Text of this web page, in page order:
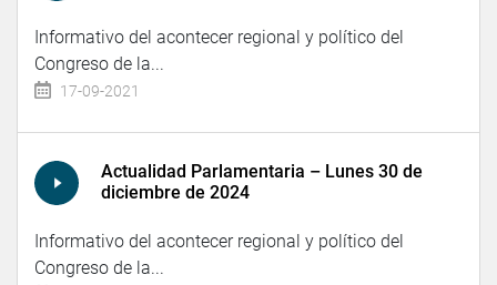
Informativo del acontecer regional y político del
Congreso de la...
17-09-2021
Actualidad Parlamentaria – Lunes 30 de
diciembre de 2024
Informativo del acontecer regional y político del
Congreso de la...